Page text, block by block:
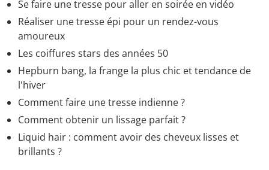
Se faire une tresse pour aller en soirée en vidéo
Réaliser une tresse épi pour un rendez-vous
amoureux
Les coiffures stars des années 50
Hepburn bang, la frange la plus chic et tendance de
l'hiver
Comment faire une tresse indienne ?
Comment obtenir un lissage parfait ?
Liquid hair : comment avoir des cheveux lisses et
brillants ?